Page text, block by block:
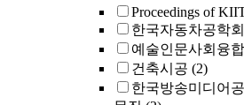
Proceedings of
한국자동차공학
예술인문사회융
건축시공 (2)
한국방송미디어